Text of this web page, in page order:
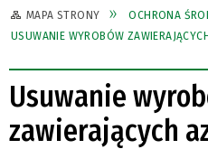
MAPA STRONY OCHRONA
USUWANIE WYROBÓW
Usuwanie
zawierających